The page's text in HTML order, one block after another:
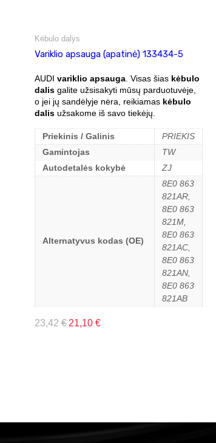
Kėbulo dalys
Variklio apsauga (apatinė) 133434-5
AUDI variklio apsauga . Visas šias kėbulo
dalis galite užsisakyti mūsų parduotuvėje,
o jei jų sandėlyje nėra, reikiamas kėbulo
dalis užsakome iš savo tiekėjų.
Priekinis / Galinis
PRIEKIS
Gamintojas
TW
Autodetalės kokybė
ZJ
Alternatyvus kodas (OE)
8E0 863
821AR,
8E0 863
821M,
8E0 863
821AC,
8E0 863
821AN,
8E0 863
821AB
23,42 € 21,10 €